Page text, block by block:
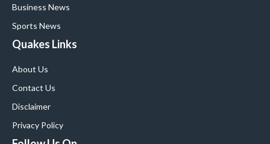
Business News
Sports News
Quakes Links
About Us
Contact Us
Disclaimer
Privacy Policy